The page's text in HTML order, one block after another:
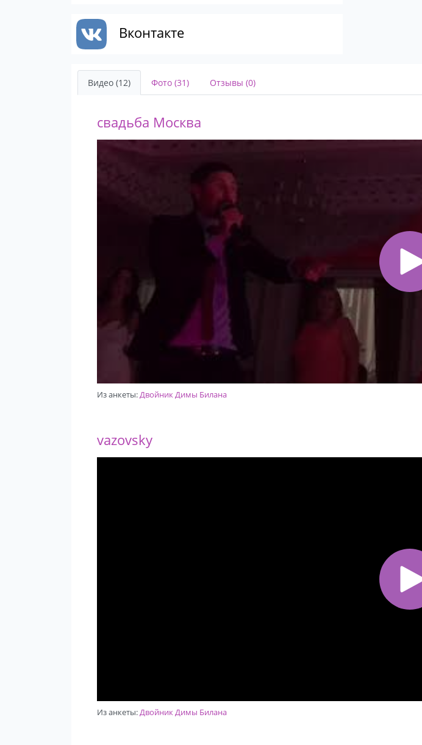
Вконтакте
Видео (12) Фото (31) Отзывы (0)
свадьба Москва
Из анкеты:Двойник Димы Билана
vazovsky
Из анкеты:Двойник Димы Билана